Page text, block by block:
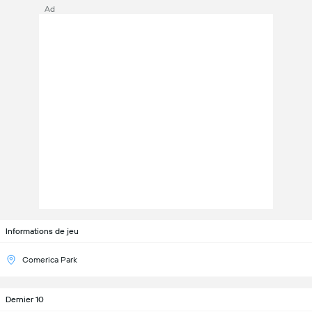
Informations de jeu
Comerica Park
Dernier 10
Ad